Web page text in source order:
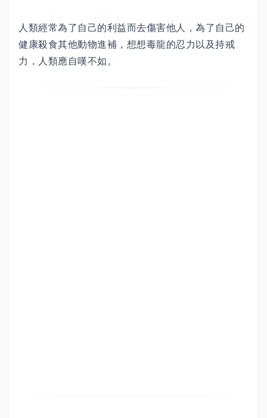
人類經常為了自己的利益而去傷害他人，為了自己的
健康殺食其他動物進補，想想毒龍的忍力以及持戒
力，人類應自嘆不如。